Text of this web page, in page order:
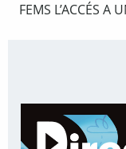
FEMS L’ACCÉS A